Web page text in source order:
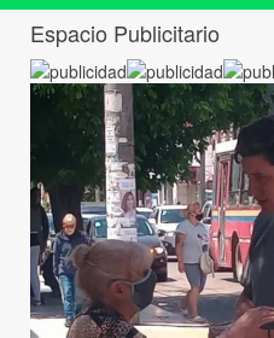
Espacio Publicitario